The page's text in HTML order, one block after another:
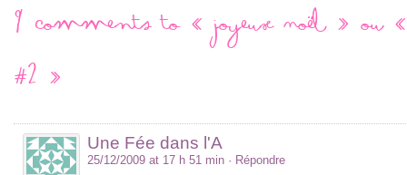
9 comments to « Joyeux Noël » ou
#2 »
Une Fée dans l'A
25/12/2009 at 17 h 51 min · Répondre